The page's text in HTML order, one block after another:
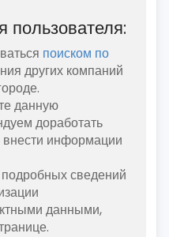
пользователя:
поиском по
других компаний
данную
доработать
внести информации
сведений
данными,